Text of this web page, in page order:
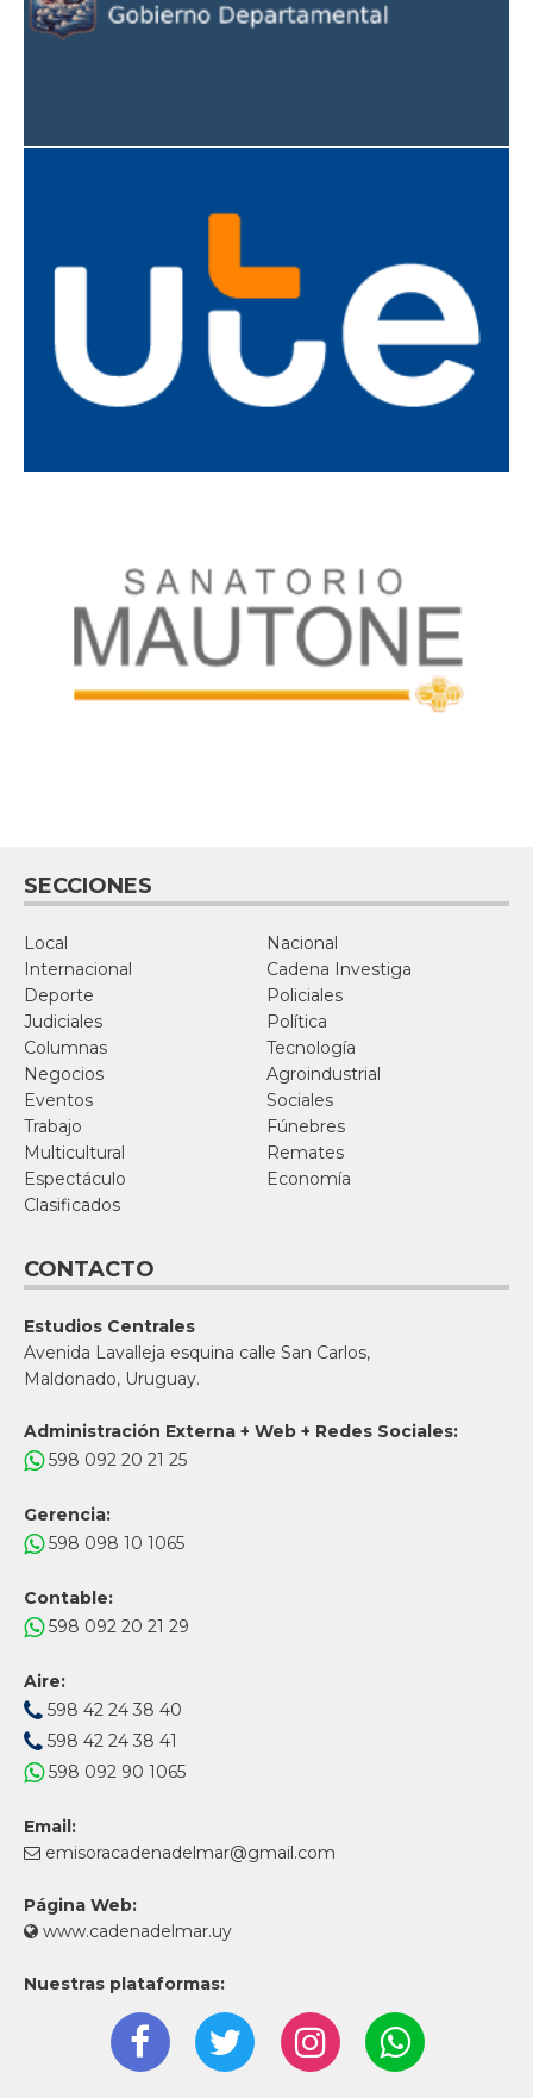
SECCIONES
Local
Nacional
Internacional
Cadena Investiga
Deporte
Policiales
Judiciales
Política
Columnas
Tecnología
Negocios
Agroindustrial
Eventos
Sociales
Trabajo
Fúnebres
Multicultural
Remates
Espectáculo
Economía
Clasificados
CONTACTO
Estudios Centrales
Avenida Lavalleja esquina calle San Carlos,
Maldonado, Uruguay.
Administración Externa + Web + Redes Sociales:
598 092 20 21 25
Gerencia:
598 098 10 1065
Contable:
598 092 20 21 29
Aire:
598 42 24 38 40
598 42 24 38 41
598 092 90 1065
Email:
emisoracadenadelmar@gmail.com
Página Web:
www.cadenadelmar.uy
Nuestras plataformas: